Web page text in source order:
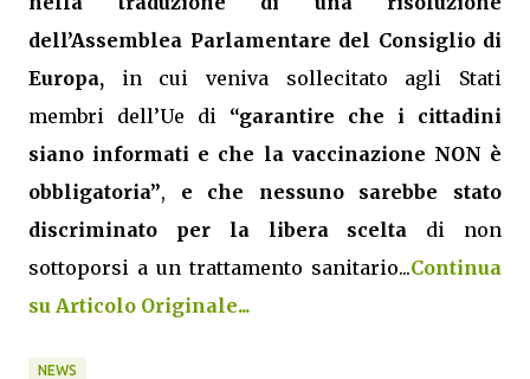
dell’Assemblea Parlamentare del Consiglio di
Europa, in cui veniva sollecitato agli Stati
membri dell’Ue di “garantire che i cittadini
siano informati e che la vaccinazione NON è
obbligatoria”, e che nessuno sarebbe stato
discriminato per la libera scelta di non
sottoporsi a un trattamento sanitario...Continua
su Articolo Originale...
NEWS